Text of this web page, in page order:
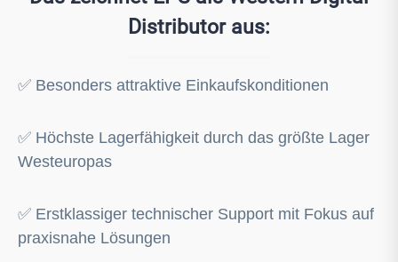
Distributor aus:
✅ Besonders attraktive Einkaufskonditionen
✅ Höchste Lagerfähigkeit durch das größte Lager
Westeuropas
✅ Erstklassiger technischer Support mit Fokus auf
praxisnahe Lösungen